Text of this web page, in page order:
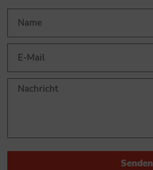
Senden